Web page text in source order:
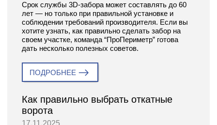
Срок службы 3D-забора может составлять до 60
лет — но только при правильной установке и
соблюдении требований производителя. Если вы
хотите узнать, как правильно сделать забор на
своем участке, команда “ПроПериметр” готова
дать несколько полезных советов.
ПОДРОБНЕЕ
Как правильно выбрать откатные
ворота